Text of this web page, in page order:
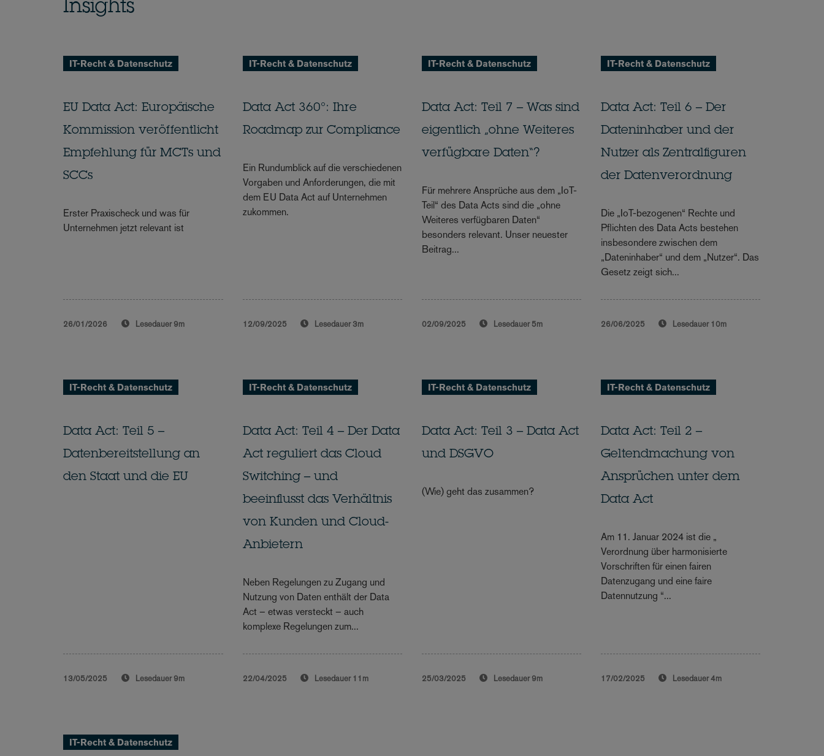
Insights
IT-Recht & Datenschutz
EU Data Act: Europäische
Kommission veröffentlicht
Empfehlung für MCTs und
SCCs
Erster Praxischeck und was für
Unternehmen jetzt relevant ist
26/01/2026 Lesedauer 9m
IT-Recht & Datenschutz
Data Act 360°: Ihre
Roadmap zur Compliance
Ein Rundumblick auf die verschiedenen
Vorgaben und Anforderungen, die mit
dem EU Data Act auf Unternehmen
zukommen.
12/09/2025 Lesedauer 3m
IT-Recht & Datenschutz
Data Act: Teil 7 – Was sind
eigentlich „ohne Weiteres
verfügbare Daten“?
Für mehrere Ansprüche aus dem „IoT-
Teil“ des Data Acts sind die „ohne
Weiteres verfügbaren Daten“
besonders relevant. Unser neuester
Beitrag...
02/09/2025 Lesedauer 5m
IT-Recht & Datenschutz
Data Act: Teil 6 – Der
Dateninhaber und der
Nutzer als Zentralfiguren
der Datenverordnung
Die „IoT-bezogenen“ Rechte und
Pflichten des Data Acts bestehen
insbesondere zwischen dem
„Dateninhaber“ und dem „Nutzer“. Das
Gesetz zeigt sich...
26/06/2025 Lesedauer 10m
IT-Recht & Datenschutz
Data Act: Teil 5 –
Datenbereitstellung an
den Staat und die EU
13/05/2025 Lesedauer 9m
IT-Recht & Datenschutz
Data Act: Teil 4 – Der Data
Act reguliert das Cloud
Switching – und
beeinflusst das Verhältnis
von Kunden und Cloud-
Anbietern
Neben Regelungen zu Zugang und
Nutzung von Daten enthält der Data
Act – etwas versteckt – auch
komplexe Regelungen zum...
22/04/2025 Lesedauer 11m
IT-Recht & Datenschutz
Data Act: Teil 3 – Data Act
und DSGVO
(Wie) geht das zusammen?
25/03/2025 Lesedauer 9m
IT-Recht & Datenschutz
Data Act: Teil 2 –
Geltendmachung von
Ansprüchen unter dem
Data Act
Am 11. Januar 2024 ist die „
Verordnung über harmonisierte
Vorschriften für einen fairen
Datenzugang und eine faire
Datennutzung “...
17/02/2025 Lesedauer 4m
IT-Recht & Datenschutz